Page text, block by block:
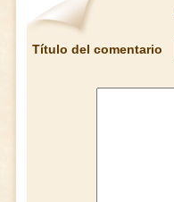
Título del comentario